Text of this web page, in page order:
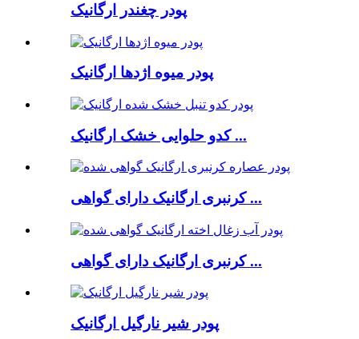
پودر چغندر ارگانیک
پودر میوه اژدها ارگانیک
کدو حلوایی خشک ارگانیک ...
کرنبری ارگانیک دارای گواهی ...
کرنبری ارگانیک دارای گواهی ...
پودر شیر نارگیل ارگانیک